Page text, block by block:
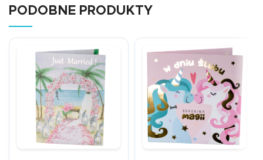
PODOBNE PRODUKTY